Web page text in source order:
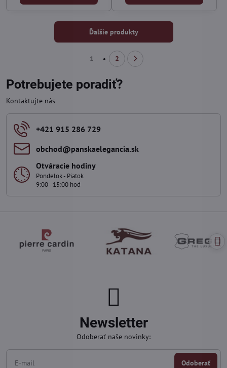
Ďalšie produkty
1 2
Potrebujete poradiť?
Kontaktujte nás
+421 915 286 729
obchod​@panskaelegancia​.sk
Otváracie hodiny
Pondelok - Piatok
9:00 - 15:00 hod
Newsletter
Odoberať naše novinky:
Odoberať